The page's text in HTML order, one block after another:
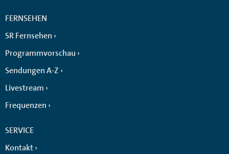
FERNSEHEN
SR Fernsehen
Programmvorschau
Sendungen A-Z
Livestream
Frequenzen
SERVICE
Kontakt